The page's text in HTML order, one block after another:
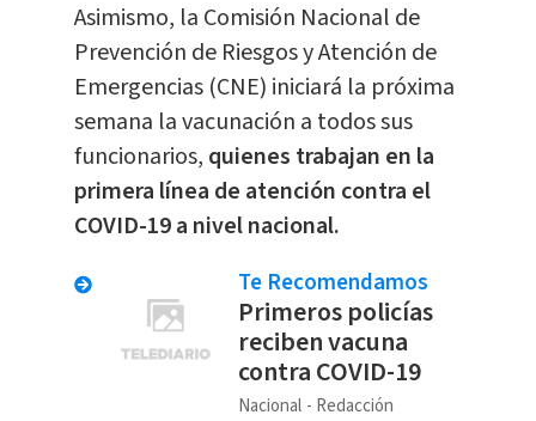
Asimismo, la Comisión Nacional de
Prevención de Riesgos y Atención de
Emergencias (CNE) iniciará la próxima
semana la vacunación a todos sus
funcionarios, quienes trabajan en la
primera línea de atención contra el
COVID-19 a nivel nacional.
Te Recomendamos
Primeros policías
reciben vacuna
contra COVID-19
Nacional Redacción